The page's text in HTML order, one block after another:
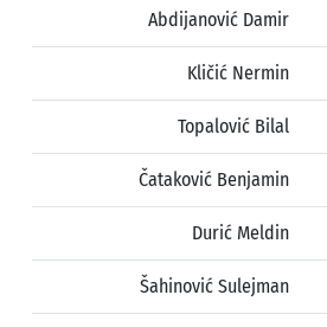
Abdijanović Damir
Kličić Nermin
Topalović Bilal
Čataković Benjamin
Durić Meldin
Šahinović Sulejman